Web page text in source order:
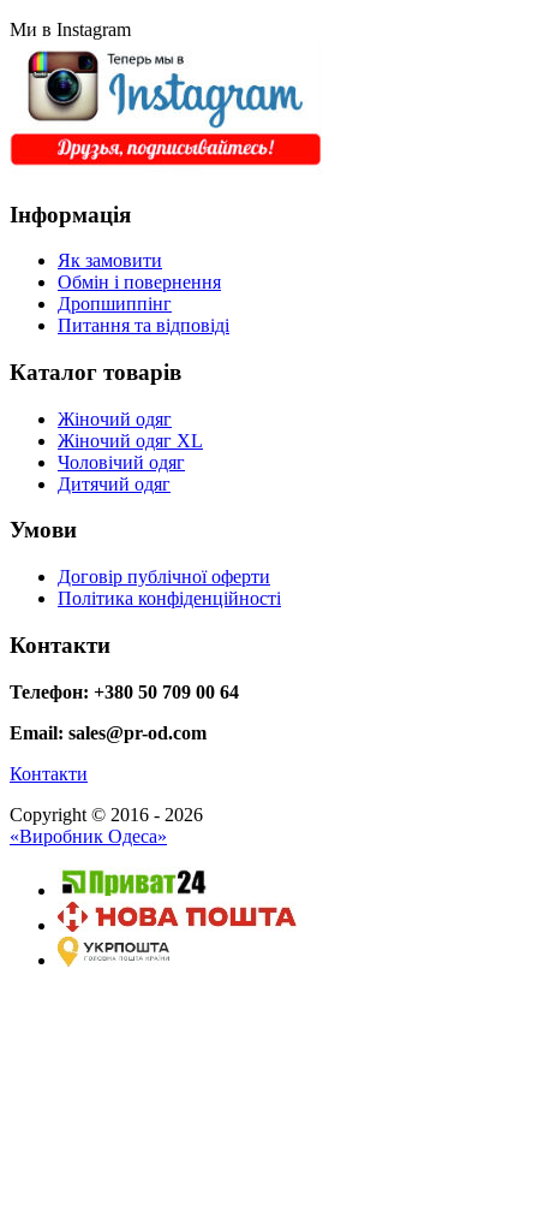
Ми в Instagram
Інформація
Як замовити
Обмін і повернення
Дропшиппінг
Питання та відповіді
Каталог товарів
Жіночий одяг
Жіночий одяг XL
Чоловічий одяг
Дитячий одяг
Умови
Договір публічної оферти
Політика конфіденційності
Контакти
Телефон: +380 50 709 00 64
Email: sales@pr-od.com
Контакти
Copyright © 2016 - 2026
«Виробник Одеса»